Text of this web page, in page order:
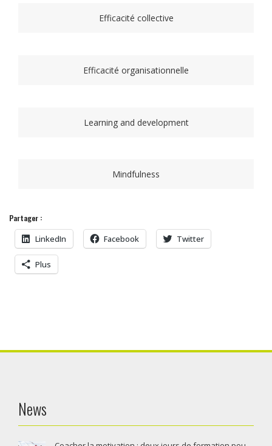
Efficacité collective
Efficacité organisationnelle
Learning and development
Mindfulness
Partager :
LinkedIn Facebook Twitter
Plus
News